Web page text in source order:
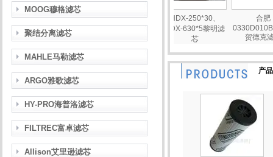
MOOG穆格滤芯
聚结分离滤芯
MAHLE马勒滤芯
ARGO雅歌滤芯
HY-PRO海普洛滤芯
FILTREC富卓滤芯
Allison艾里逊滤芯
折
21FC5121-
110*250/10
HDX-250*30、
HDX-630*5黎明滤
合肥
贺德克滤芯
产